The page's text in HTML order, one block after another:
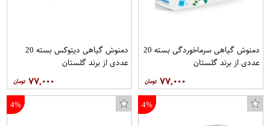
دمنوش گیاهی سرماخوردگی بسته 20
عددی از برند گلستان
۷۷,۰۰۰
دمنوش گیاهی دیتوکس بسته 20
عددی از برند گلستان
۷۷,۰۰۰
4%
4%